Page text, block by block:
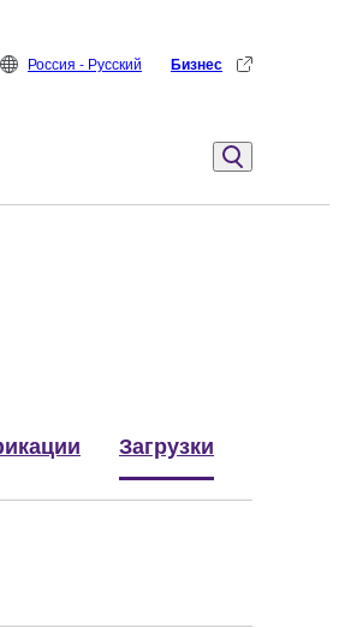
Россия - Русский Бизнес
Загрузки